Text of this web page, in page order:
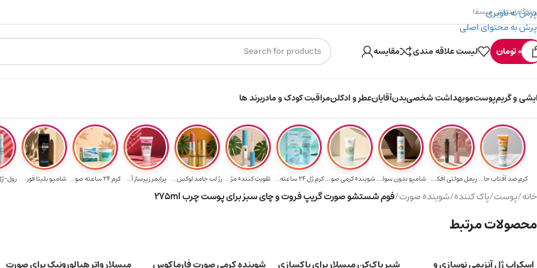
پرش به ناوبری
پرش به محتوای اصلی
هدیه برای خرید های ارسال رایگان برای خرید ۳.۵ میلیون به یالا ۳۰۰ میسکوین (۳۰ هزار تومن) هدیه خرید اول
اینترنتی میسفا
0تومان لیست علاقه مندی مقایسه
و گریمپوستموبهداشت شخصیبدنآقایانعطر و ادکلنمراقبت کودک و مادربرند ها
کرم ضد آفتاب حا... ریمل مولتی افکت... شامپو بدون سولف... شوینده کرمی صور...کرم ژل ۲۴ ساعته... تقویت‌ کننده مژ... رژ لب جامد لوکس... پرایمر زیرساز آ... کرم 24 ساعته صو... شامپو بلیتا فور... رول-
خانه/پوست/پاک کننده/شوینده صورت/فوم شستشو صورت گریپ فروت و چای سبز برای پوست چرب 275ml
محصولات مرتبط
اسکراب ژل آنزیمی نوسازی و شیر پاک‌کن میسلار برای پاکسازی شوینده کرمی صورت فارماکوس میسلار واتر هیالورونیک برای صورت